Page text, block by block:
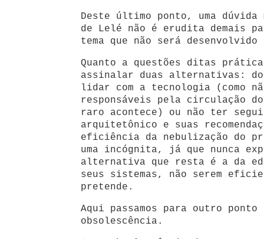
Deste último ponto, uma
de Lelé não é erudita demais
tema que não será
Quanto a questões ditas
assinalar duas alternativas:
lidar com a tecnologia (como
responsáveis pela circulação
raro acontece) ou não ter
arquitetônico e suas
eficiência da nebulização do
uma incógnita, já que nunca
alternativa que resta é a da
seus sistemas, não serem
pretende.
Aqui passamos para outro
obsolescência.